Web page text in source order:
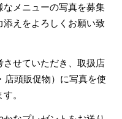
なメニューの写真を募集
添えをよろしくお願い致
せていただき、取扱店
店頭販促物）に写真を使
。